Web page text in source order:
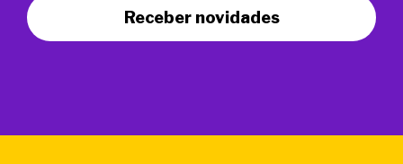
Receber novidades